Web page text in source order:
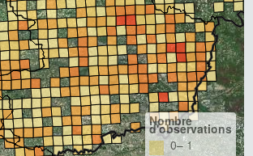
Nombre
d'observations
0– 1